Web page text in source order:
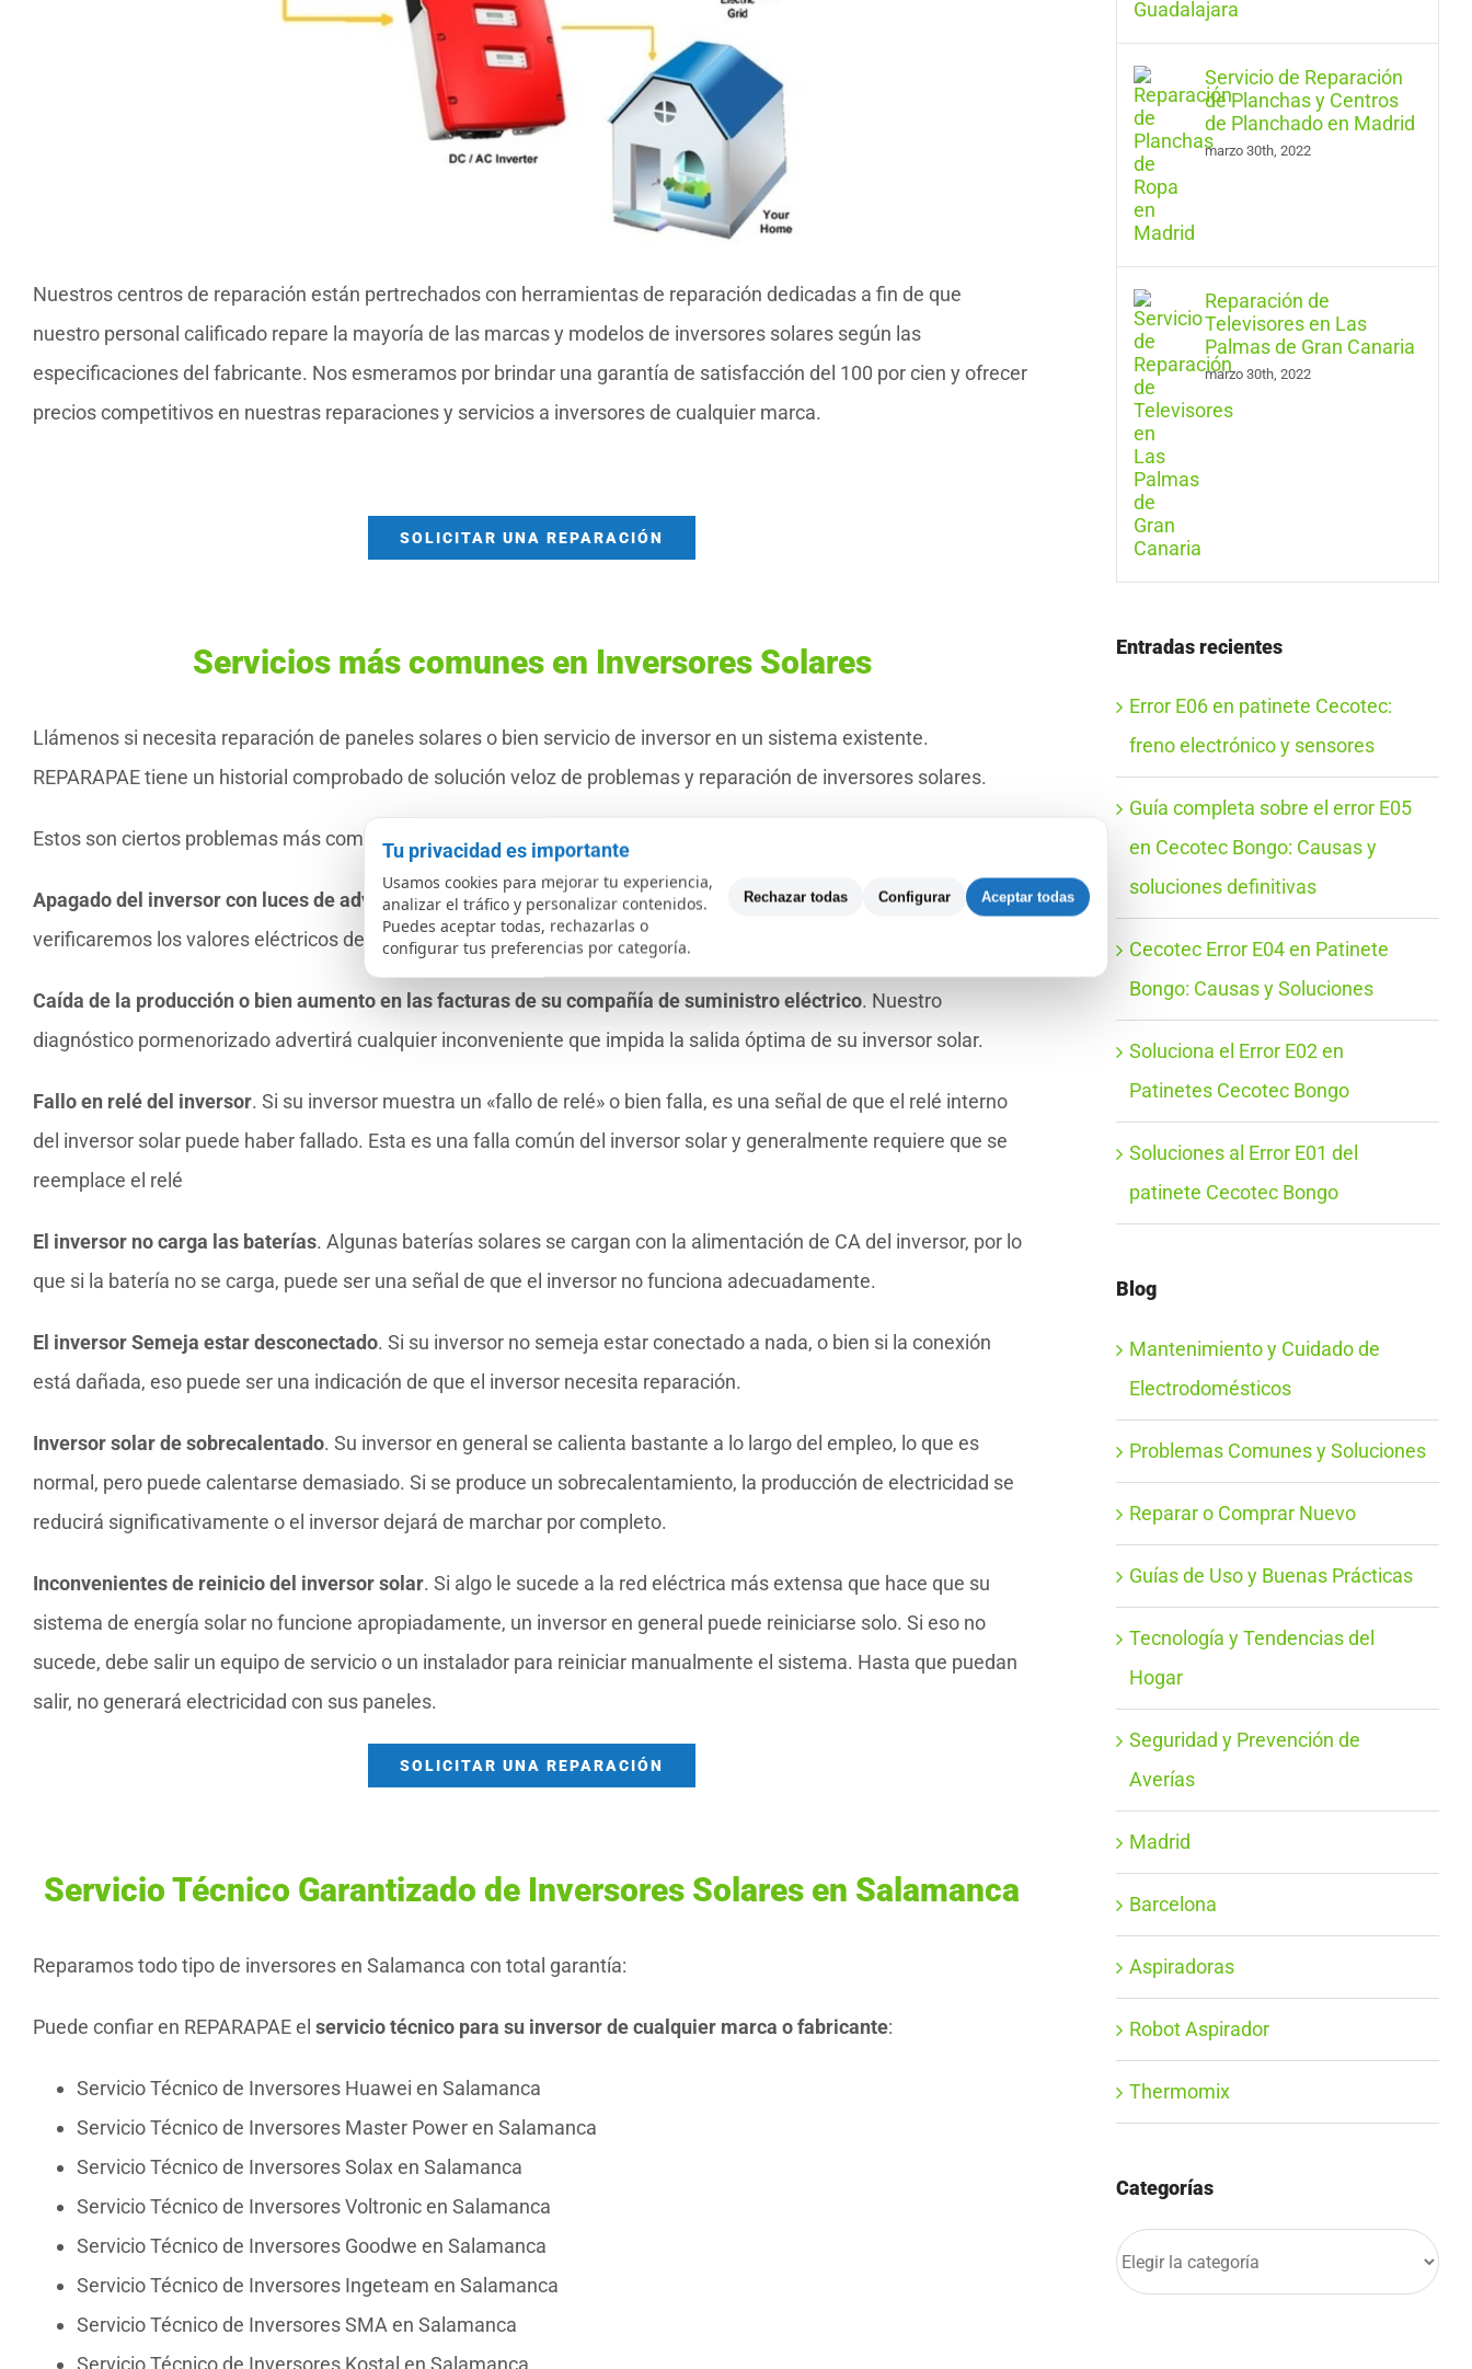
Nuestros centros de reparación están pertrechados con herramientas de reparación dedicadas a fin de que
nuestro personal calificado repare la mayoría de las marcas y modelos de inversores solares según las
especificaciones del fabricante. Nos esmeramos por brindar una garantía de satisfacción del 100 por cien y ofrecer
precios competitivos en nuestras reparaciones y servicios a inversores de cualquier marca.
SOLICITAR UNA REPARACIÓN
Servicios más comunes en Inversores Solares
Llámenos si necesita reparación de paneles solares o bien servicio de inversor en un sistema existente.
REPARAPAE tiene un historial comprobado de solución veloz de problemas y reparación de inversores solares.
Estos son ciertos problemas más comunes que podemos solucionar:
Apagado del inversor con luces de advertencia o error en display. el inversor y verificaremos los códigos de falla,
verificaremos los valores eléctricos de CA y CC y verificaremos que no haya irregularidades en el panel solar.
Caída de la producción o bien aumento en las facturas de su compañía de suministro eléctrico. Nuestro
diagnóstico pormenorizado advertirá cualquier inconveniente que impida la salida óptima de su inversor solar.
Fallo en relé del inversor. Si su inversor muestra un «fallo de relé» o bien falla, es una señal de que el relé interno
del inversor solar puede haber fallado. Esta es una falla común del inversor solar y generalmente requiere que se
reemplace el relé
El inversor no carga las baterías. Algunas baterías solares se cargan con la alimentación de CA del inversor, por lo
que si la batería no se carga, puede ser una señal de que el inversor no funciona adecuadamente.
El inversor Semeja estar desconectado. Si su inversor no semeja estar conectado a nada, o bien si la conexión
está dañada, eso puede ser una indicación de que el inversor necesita reparación.
Inversor solar de sobrecalentado. Su inversor en general se calienta bastante a lo largo del empleo, lo que es
normal, pero puede calentarse demasiado. Si se produce un sobrecalentamiento, la producción de electricidad se
reducirá significativamente o el inversor dejará de marchar por completo.
Inconvenientes de reinicio del inversor solar. Si algo le sucede a la red eléctrica más extensa que hace que su
sistema de energía solar no funcione apropiadamente, un inversor en general puede reiniciarse solo. Si eso no
sucede, debe salir un equipo de servicio o un instalador para reiniciar manualmente el sistema. Hasta que puedan
salir, no generará electricidad con sus paneles.
SOLICITAR UNA REPARACIÓN
Servicio Técnico Garantizado de Inversores Solares en Salamanca
Reparamos todo tipo de inversores en Salamanca con total garantía:
Puede confiar en REPARAPAE el servicio técnico para su inversor de cualquier marca o fabricante:
Servicio Técnico de Inversores Huawei en Salamanca
Servicio Técnico de Inversores Master Power en Salamanca
Servicio Técnico de Inversores Solax en Salamanca
Servicio Técnico de Inversores Voltronic en Salamanca
Servicio Técnico de Inversores Goodwe en Salamanca
Servicio Técnico de Inversores Ingeteam en Salamanca
Servicio Técnico de Inversores SMA en Salamanca
Servicio Técnico de Inversores Kostal en Salamanca
Servicio de Reparación
de Planchas y Centros
de Planchado en Madrid
marzo 30th, 2022
Reparación de
Televisores en Las
Palmas de Gran Canaria
marzo 30th, 2022
Entradas recientes
Error E06 en patinete Cecotec:
freno electrónico y sensores
Guía completa sobre el error E05
en Cecotec Bongo: Causas y
soluciones definitivas
Cecotec Error E04 en Patinete
Bongo: Causas y Soluciones
Soluciona el Error E02 en
Patinetes Cecotec Bongo
Soluciones al Error E01 del
patinete Cecotec Bongo
Blog
Mantenimiento y Cuidado de
Electrodomésticos
Problemas Comunes y Soluciones
Reparar o Comprar Nuevo
Guías de Uso y Buenas Prácticas
Tecnología y Tendencias del
Hogar
Seguridad y Prevención de
Averías
Madrid
Barcelona
Aspiradoras
Robot Aspirador
Thermomix
Categorías
Categorías
Tu privacidad es importante
Usamos cookies para mejorar tu experiencia,
analizar el tráfico y personalizar contenidos.
Puedes aceptar todas, rechazarlas o
configurar tus preferencias por categoría.
Rechazar todas Configurar Aceptar todas